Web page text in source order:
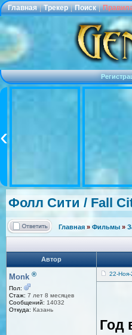
Главная | Трекер | Поиск |
Фолл Сити / Fall
Главная » Фильмы »
Автор
Monk ®
Пол:
Стаж: 7 лет 8 месяцев
Сообщений: 14032
Откуда: Казань
22-
Год